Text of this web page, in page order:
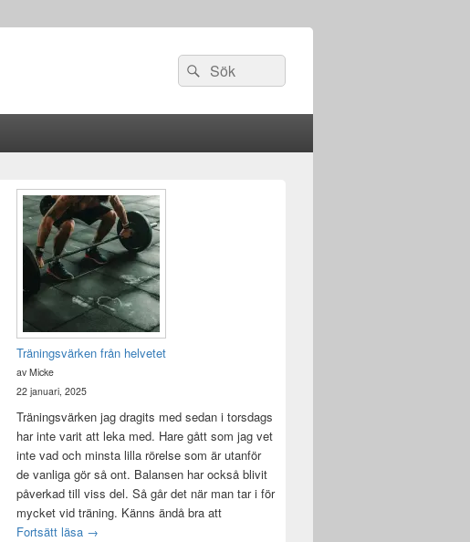
Sök
efter:
Sök
Primära
sidofältet
Widget
område
Träningsvärken från helvetet
av Micke
22 januari, 2025
Träningsvärken jag dragits med sedan i torsdags
har inte varit att leka med. Hare gått som jag vet
inte vad och minsta lilla rörelse som är utanför
de vanliga gör så ont. Balansen har också blivit
påverkad till viss del. Så går det när man tar i för
mycket vid träning. Känns ändå bra att
Fortsätt läsa Träningsvärken från helvetet
→